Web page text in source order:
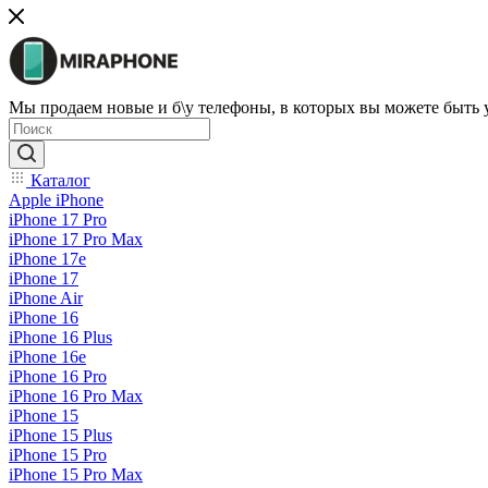
Мы продаем новые и б\у телефоны, в которых вы можете быть
Каталог
Apple iPhone
iPhone 17 Pro
iPhone 17 Pro Max
iPhone 17e
iPhone 17
iPhone Air
iPhone 16
iPhone 16 Plus
iPhone 16e
iPhone 16 Pro
iPhone 16 Pro Max
iPhone 15
iPhone 15 Plus
iPhone 15 Pro
iPhone 15 Pro Max